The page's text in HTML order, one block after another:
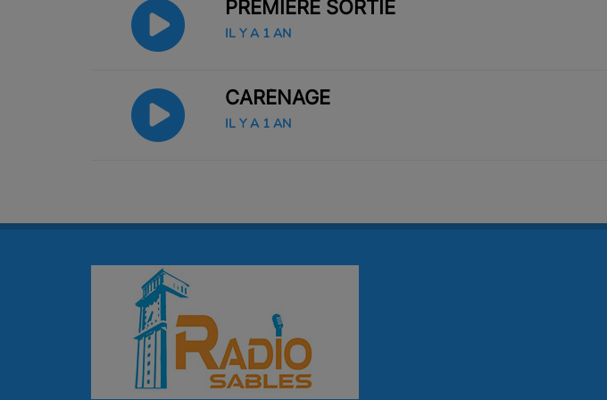
PREMIÈRE SORTIE
IL Y A 1 AN
CARÉNAGE
IL Y A 1 AN